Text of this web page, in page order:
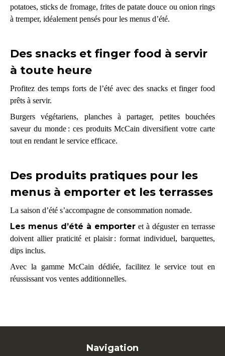
potatoes, sticks de fromage, frites de patate douce ou onion rings
à tremper, idéalement pensés pour les menus d’été.
Des snacks et finger food à servir
à toute heure
Profitez des temps forts de l’été avec des snacks et finger food
prêts à servir.
Burgers végétariens, planches à partager, petites bouchées
saveur du monde : ces produits McCain diversifient votre carte
tout en rendant le service efficace.
Des produits pratiques pour les
menus à emporter et les terrasses
La saison d’été s’accompagne de consommation nomade.
Les menus d’été à emporteret à déguster en terrasse
doivent allier praticité et plaisir : format individuel, barquettes,
dips inclus.
Avec la gamme McCain dédiée, facilitez le service tout en
réussissant vos ventes additionnelles.
Navigation